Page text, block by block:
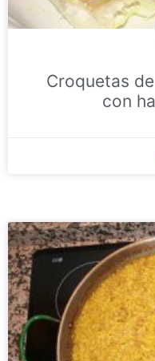
Croquetas
con